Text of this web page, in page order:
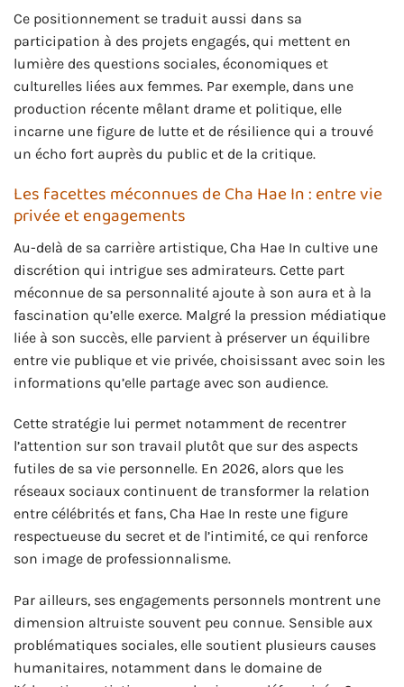
Ce positionnement se traduit aussi dans sa
participation à des projets engagés, qui mettent en
lumière des questions sociales, économiques et
culturelles liées aux femmes. Par exemple, dans une
production récente mêlant drame et politique, elle
incarne une figure de lutte et de résilience qui a trouvé
un écho fort auprès du public et de la critique.
Les facettes méconnues de Cha Hae In : entre vie
privée et engagements
Au-delà de sa carrière artistique, Cha Hae In cultive une
discrétion qui intrigue ses admirateurs. Cette part
méconnue de sa personnalité ajoute à son aura et à la
fascination qu’elle exerce. Malgré la pression médiatique
liée à son succès, elle parvient à préserver un équilibre
entre vie publique et vie privée, choisissant avec soin les
informations qu’elle partage avec son audience.
Cette stratégie lui permet notamment de recentrer
l’attention sur son travail plutôt que sur des aspects
futiles de sa vie personnelle. En 2026, alors que les
réseaux sociaux continuent de transformer la relation
entre célébrités et fans, Cha Hae In reste une figure
respectueuse du secret et de l’intimité, ce qui renforce
son image de professionnalisme.
Par ailleurs, ses engagements personnels montrent une
dimension altruiste souvent peu connue. Sensible aux
problématiques sociales, elle soutient plusieurs causes
humanitaires, notamment dans le domaine de